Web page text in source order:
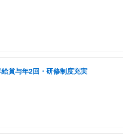
賞与年2回・研修制度充実